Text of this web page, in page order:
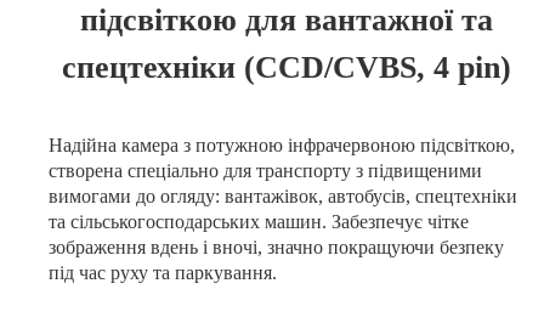
підсвіткою для вантажної та
спецтехніки (CCD/CVBS, 4 рin)
Надійна камера з потужною інфрачервоною підсвіткою,
створена спеціально для транспорту з підвищеними
вимогами до огляду: вантажівок, автобусів, спецтехніки
та сільськогосподарських машин. Забезпечує чітке
зображення вдень і вночі, значно покращуючи безпеку
під час руху та паркування.